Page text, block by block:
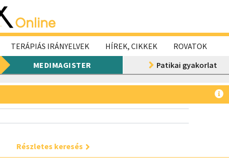
TERÁPIÁS IRÁNYELVEK HÍREK, CIKKEK
ROVATOK
MEDIMAGISTER Patikai gyakorlat
Részletes keresés